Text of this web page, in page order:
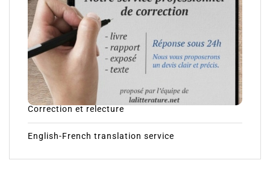
Correction et relecture
English-French translation service